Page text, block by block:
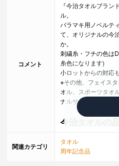
コメント
『今治タオルブラ
ル。
バラマキ用ノベルテ
て、オリジナルの今
か。
刺繍糸・フチの色は
糸色になります)
小ロットからの対応
※その他、フェイス
オル、スポーツタオ
ナルサイズも対応可能
今治タオルの
タオルを水に浮かべ
関連カテゴリ
タオル
周年記念品